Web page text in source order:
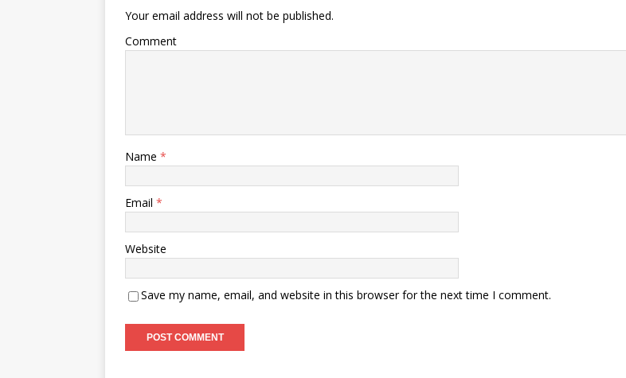
Your email address will not be published.
Comment
Name *
Email *
Website
Save my name, email, and website in this browser for the next time I comment.